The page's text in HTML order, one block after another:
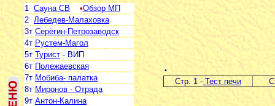
1 Сауна СВ •Обзор МП
2 Лебедев-Малаховка
3т Серёгин-Петрозаводск
4т Рустем-Магол
5т Турист - ВИП
6т Полежаевская
7т Мобиба- палатка
8т Миронов - Отрада
9т Антон-Калина
.
Стр. 1 - Тест печи